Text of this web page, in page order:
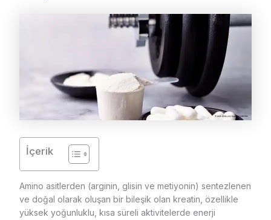
İçerik
Amino asitlerden (arginin, glisin ve metiyonin) sentezlenen
ve doğal olarak oluşan bir bileşik olan kreatin, özellikle
yüksek yoğunluklu, kısa süreli aktivitelerde enerji